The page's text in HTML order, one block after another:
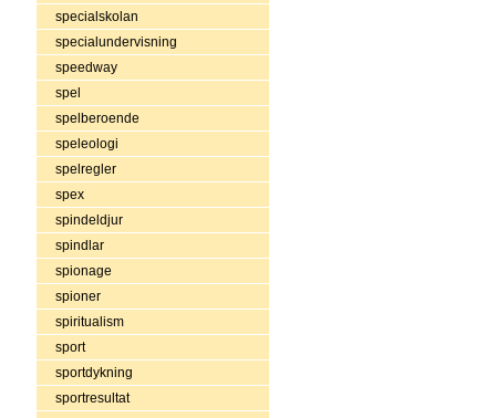
specialskolan
specialundervisning
speedway
spel
spelberoende
speleologi
spelregler
spex
spindeldjur
spindlar
spionage
spioner
spiritualism
sport
sportdykning
sportresultat